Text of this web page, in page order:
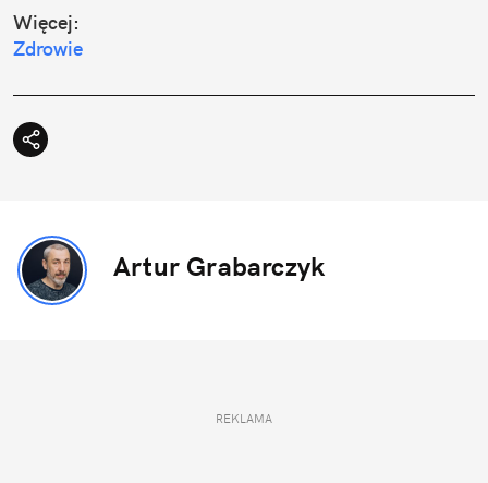
Więcej:
Zdrowie
Artur Grabarczyk
REKLAMA